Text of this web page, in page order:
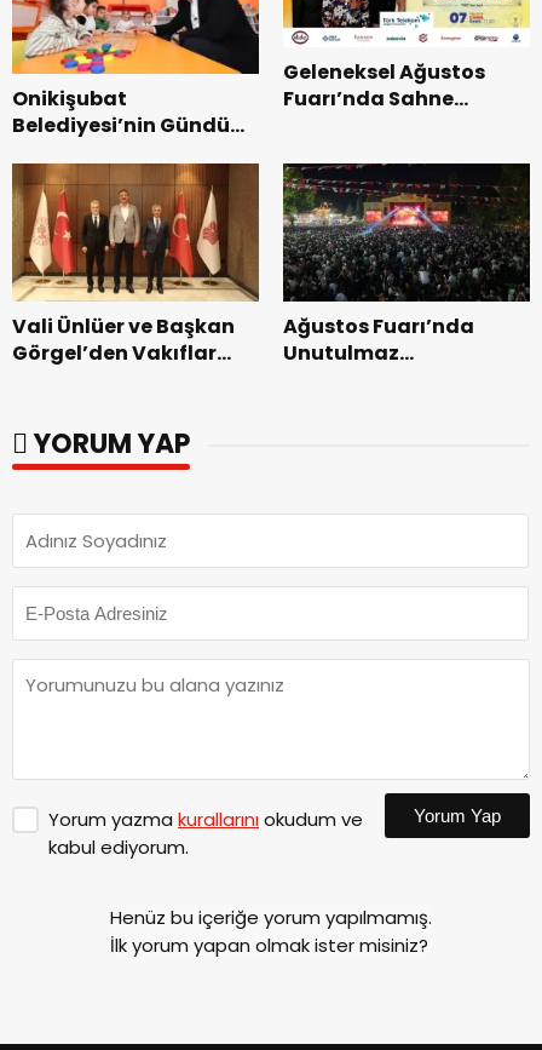
Onikişubat
Belediyesi’nin Gündüz
dönemin ön kayıtları
başladı.
Geleneksel Ağustos
Fuarı’nda Sahne
Vali Ünlüer ve Başkan
Görgel’den Vakıflar
Ağustos Fuarı’nda
Unutulmaz
YORUM YAP
Yorum yazma kurallarınıokudum ve
kabul ediyorum.
Yorum Yap
Henüz bu içeriğe yorum yapılmamış.
İlk yorum yapan olmak ister misiniz?